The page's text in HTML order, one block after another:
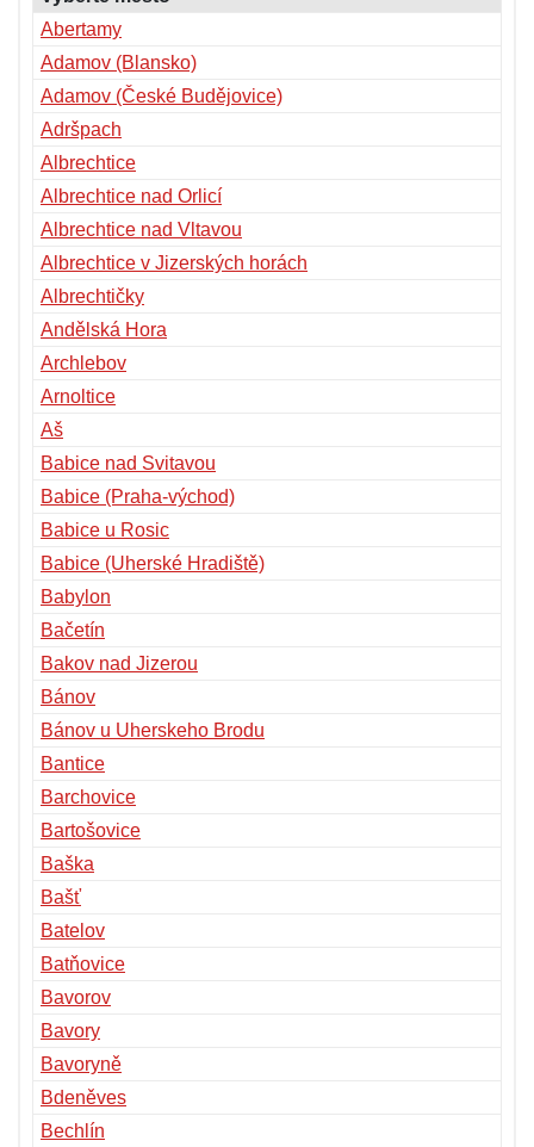
Abertamy
Adamov (Blansko)
Adamov (České Budějovice)
Adršpach
Albrechtice
Albrechtice nad Orlicí
Albrechtice nad Vltavou
Albrechtice v Jizerských horách
Albrechtičky
Andělská Hora
Archlebov
Arnoltice
Aš
Babice nad Svitavou
Babice (Praha-východ)
Babice u Rosic
Babice (Uherské Hradiště)
Babylon
Bačetín
Bakov nad Jizerou
Bánov
Bánov u Uherskeho Brodu
Bantice
Barchovice
Bartošovice
Baška
Bašť
Batelov
Batňovice
Bavorov
Bavory
Bavoryně
Bdeněves
Bechlín